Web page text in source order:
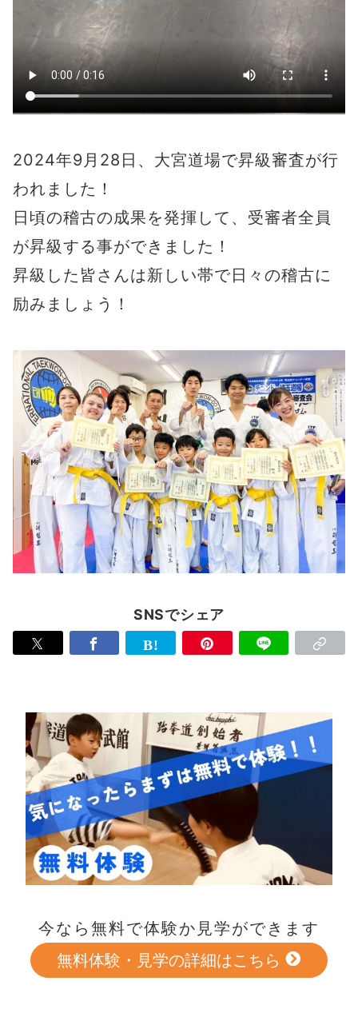
2024年9月28日、大宮道場で昇級審査が行
われました！
日頃の稽古の成果を発揮して、受審者全員
が昇級する事ができました！
昇級した皆さんは新しい帯で日々の稽古に
励みましょう！
SNSでシェア
今なら無料で体験か見学ができます
無料体験・見学の詳細はこちら